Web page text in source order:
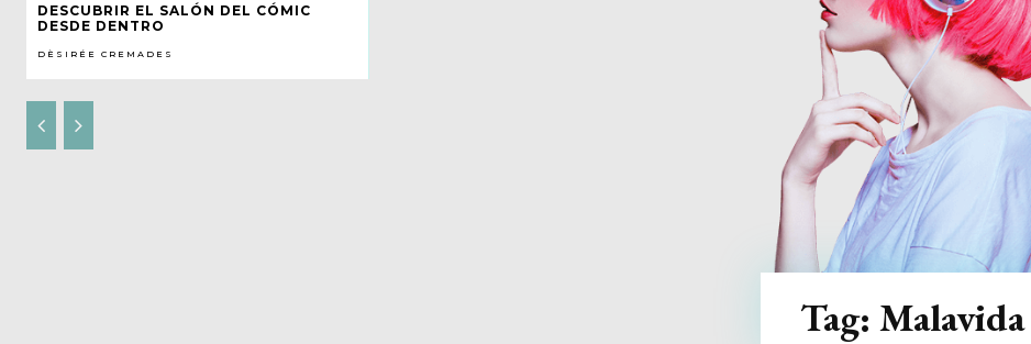
DESCUBRIR EL SALÓN DEL CÓMIC
DESDE DENTRO
DÈSIRÉE CREMADES
Tag: Malavida